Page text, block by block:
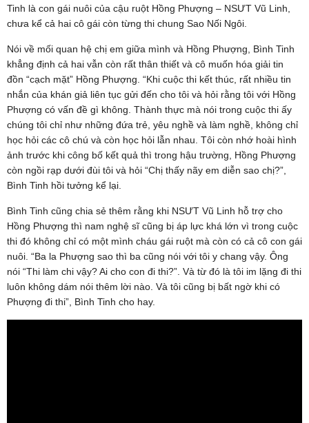
Tinh là con gái nuôi của cậu ruột Hồng Phượng – NSƯT Vũ Linh,
chưa kể cả hai cô gái còn từng thi chung Sao Nối Ngôi.
Nói về mối quan hệ chị em giữa mình và Hồng Phượng, Bình Tinh
khẳng định cả hai vẫn còn rất thân thiết và cô muốn hóa giải tin
đồn “cạch mặt” Hồng Phượng. “Khi cuộc thi kết thúc, rất nhiều tin
nhắn của khán giả liên tục gửi đến cho tôi và hỏi rằng tôi với Hồng
Phượng có vấn đề gì không. Thành thực mà nói trong cuộc thi ấy
chúng tôi chỉ như những đứa trẻ, yêu nghề và làm nghề, không chỉ
học hỏi các cô chú và còn học hỏi lẫn nhau. Tôi còn nhớ hoài hình
ảnh trước khi công bố kết quả thì trong hậu trường, Hồng Phượng
còn ngồi rạp dưới đùi tôi và hỏi “Chị thấy nãy em diễn sao chị?”,
Bình Tinh hồi tưởng kể lại.
Bình Tinh cũng chia sẻ thêm rằng khi NSƯT Vũ Linh hỗ trợ cho
Hồng Phượng thì nam nghệ sĩ cũng bị áp lực khá lớn vì trong cuộc
thi đó không chỉ có một mình cháu gái ruột mà còn có cả cô con gái
nuôi. “Ba la Phượng sao thì ba cũng nói với tôi y chang vậy. Ông
nói “Thi làm chi vậy? Ai cho con đi thi?”. Và từ đó là tôi im lặng đi thi
luôn không dám nói thêm lời nào. Và tôi cũng bị bất ngờ khi có
Phượng đi thi”, Bình Tinh cho hay.